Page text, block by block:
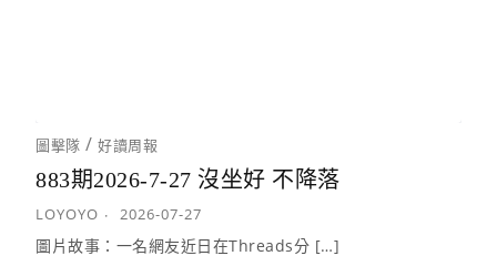
圖擊隊 /好讀周報
883期2026-7-27 沒坐好 不降落
LOYOYO 2026-07-27
圖片故事：一名網友近日在Threads分 […]